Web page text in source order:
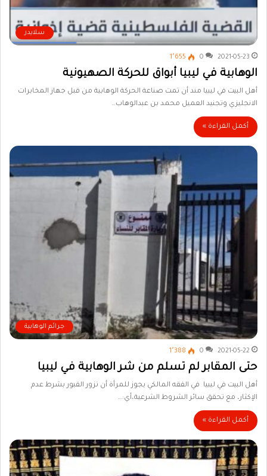
سلايدر
2021-05-23
0 1٬655
الوهابية في ليبيا أبواق للحركة الصهيونية
أهل البيت في ليبيا مند أن تمت صناعة الحركة الوهابية من قبل جهاز المخابرات
الانجليزي وتجنيد العميل محمد بن عبدالوهاب…
أكمل القراءة »
جرائم الوهابية
2021-05-22
0 1٬388
حتى المقابر لم تسلم من شر الوهابية في ليبيا
أهل البيت في ليبيا في الفقه المالكي يجوز للمرأة أن تزور القبور بشرط عدم
الإكثار، مع تحقق سائر الشروط الشرعية،أي:…
أكمل القراءة »